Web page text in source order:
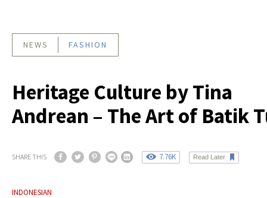
NEWS FASHION
Heritage Culture by Tina
Andrean – The Art of Batik
SHARE THIS 7.76K Read Later
INDONESIAN